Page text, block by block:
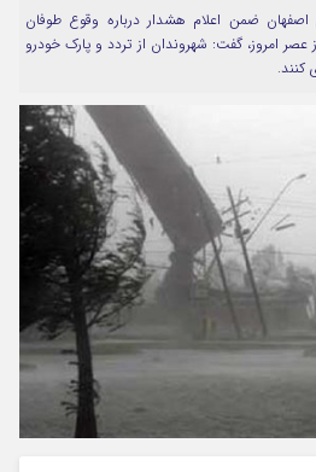
اصفهان ضمن اعلام هشدار درباره وقوع طوفان
امروز، گفت: شهروندان از تردد و پارک خودرو
کنند.